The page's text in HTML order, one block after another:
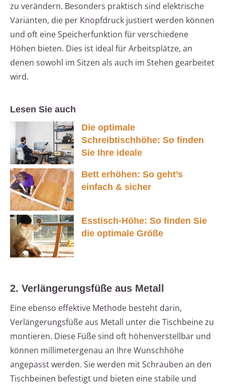
zu verändern. Besonders praktisch sind elektrische
Varianten, die per Knopfdruck justiert werden können
und oft eine Speicherfunktion für verschiedene
Höhen bieten. Dies ist ideal für Arbeitsplätze, an
denen sowohl im Sitzen als auch im Stehen gearbeitet
wird.
Lesen Sie auch
Die optimale
Schreibtischhöhe: So finden
Sie Ihre ideale
Bett erhöhen: So geht’s
einfach & sicher
Esstisch-Höhe: So finden Sie
die optimale Größe
2. Verlängerungsfüße aus Metall
Eine ebenso effektive Methode besteht darin,
Verlängerungsfüße aus Metall unter die Tischbeine zu
montieren. Diese Füße sind oft höhenverstellbar und
können millimetergenau an Ihre Wunschhöhe
angepasst werden. Sie werden mit Schrauben an den
Tischbeinen befestigt und bieten eine stabile und